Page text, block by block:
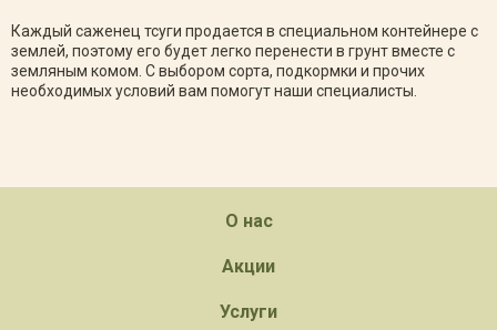
Каждый саженец тсуги продается в специальном контейнере с
землей, поэтому его будет легко перенести в грунт вместе с
земляным комом. С выбором сорта, подкормки и прочих
необходимых условий вам помогут наши специалисты.
О нас
Акции
Услуги